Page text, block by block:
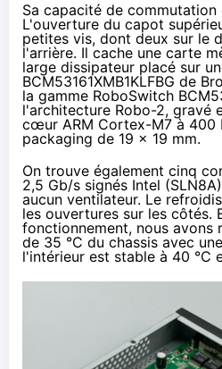
Sa capacité de commutation
L'ouverture du capot
petites vis, dont deux sur le
l'arrière. Il cache une carte
large dissipateur placé sur
BCM53161XMB1KLFBG de
la gamme RoboSwitch
l'architecture Robo-2, gravé
cœur ARM Cortex-M7 à 400
packaging de 19 x 19 mm.
On trouve également cinq
2,5 Gb/s signés Intel (SLN8A
aucun ventilateur. Le
les ouvertures sur les côtés.
fonctionnement, nous avons
de 35 °C du chassis avec
l'intérieur est stable à 40 °C